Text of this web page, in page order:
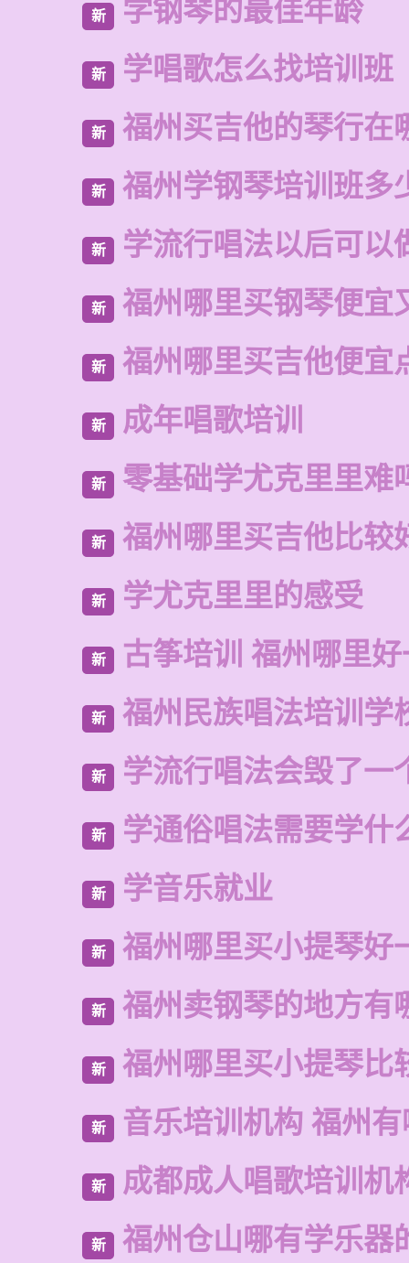
新 学钢琴的最佳年龄
新 学唱歌怎么找培训班
新 福州买吉他的琴行在
新 福州学钢琴培训班多
新 学流行唱法以后可以
新 福州哪里买钢琴便宜
新 福州哪里买吉他便宜
新 成年唱歌培训
新 零基础学尤克里里难
新 福州哪里买吉他比较
新 学尤克里里的感受
新 古筝培训 福州哪里
新 福州民族唱法培训学
新 学流行唱法会毁了一
新 学通俗唱法需要学什
新 学音乐就业
新 福州哪里买小提琴好
新 福州卖钢琴的地方有
新 福州哪里买小提琴比
新 音乐培训机构 福州
新 成都成人唱歌培训机
新 福州仓山哪有学乐器